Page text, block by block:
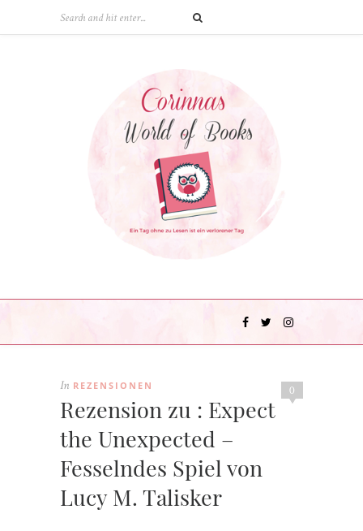
0
In REZENSIONEN
Rezension zu : Expect
the Unexpected –
Fesselndes Spiel von
Lucy M. Talisker